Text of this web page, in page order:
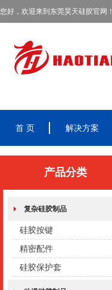
您好，欢迎来到东莞昊天硅胶官网！
首 页 解决方案
产品分类
复杂硅胶制品
硅胶按键
精密配件
硅胶保护套